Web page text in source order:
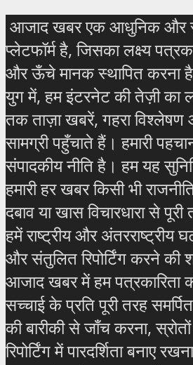
आजाद खबर एक आधुनिक और
प्लेटफॉर्म है, जिसका लक्ष्य
और ऊँचे मानक स्थापित
युग में, हम इंटरनेट की तेज़ी का
तक ताज़ा खबरें, गहरा
सामग्री पहुँचाते हैं। हमारी
संपादकीय नीति है। हम यह
हमारी हर खबर किसी भी
दबाव या खास विचारधारा से
हमें राष्ट्रीय और अंतरराष्ट्रीय
और संतुलित रिपोर्टिंग करने की
आजाद खबर में हम पत्रकारिता
सच्चाई के प्रति पूरी तरह
की बारीकी से जाँच करना,
रिपोर्टिंग में पारदर्शिता बनाए